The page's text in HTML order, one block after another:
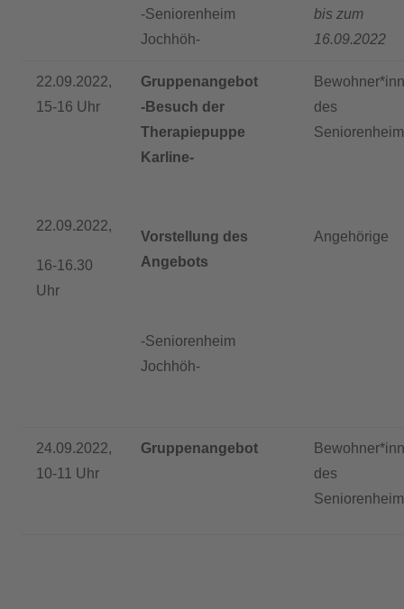
-Seniorenheim
Jochhöh-
bis zum
16.09.2022
22.09.2022,
15-16 Uhr
22.09.2022,
16-16.30
Uhr
Gruppenangebot
-Besuch der
Therapiepuppe
Karline-
Vorstellung des
Angebots
-Seniorenheim
Jochhöh-
des
Angehörige
24.09.2022,
10-11 Uhr
Gruppenangebot
des